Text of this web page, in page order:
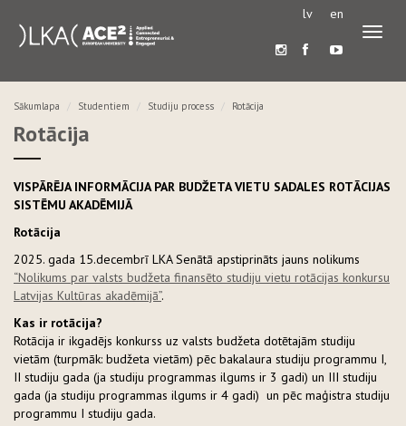
lv en
Sākumlapa Studentiem Studiju process Rotācija
Rotācija
VISPĀRĒJA INFORMĀCIJA PAR BUDŽETA VIETU SADALES ROTĀCIJAS
SISTĒMU AKADĒMIJĀ
Rotācija
2025. gada 15.decembrī LKA Senātā apstiprināts jauns nolikums
“Nolikums par valsts budžeta finansēto studiju vietu rotācijas konkursu
Latvijas Kultūras akadēmijā”.
Kas ir rotācija?
Rotācija ir ikgadējs konkurss uz valsts budžeta dotētajām studiju
vietām (turpmāk: budžeta vietām) pēc bakalaura studiju programmu I,
II studiju gada (ja studiju programmas ilgums ir 3 gadi) un III studiju
gada (ja studiju programmas ilgums ir 4 gadi) un pēc maģistra studiju
programmu I studiju gada.